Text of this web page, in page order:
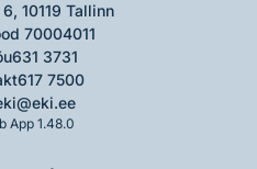
10119 Tallinn
70004011
631 3731
617 7500
App 1.48.0